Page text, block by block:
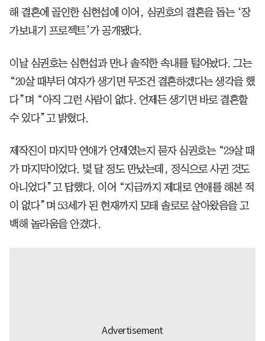
해 결혼에 골인한 심현섭에 이어, 심권호의 결혼을 돕는 ‘장
가보내기 프로젝트’가 공개됐다.
이날 심권호는 심현섭과 만나 솔직한 속내를 털어놨다. 그는
“20살 때부터 여자가 생기면 무조건 결혼하겠다는 생각을 했
다”며 “아직 그런 사람이 없다. 언제든 생기면 바로 결혼할
수 있다”고 밝혔다.
제작진이 마지막 연애가 언제였는지 묻자 심권호는 “29살 때
가 마지막이었다. 몇 달 정도 만났는데, 정식으로 사귄 것도
아니었다”고 답했다. 이어 “지금까지 제대로 연애를 해본 적
이 없다”며 53세가 된 현재까지 모태 솔로로 살아왔음을 고
백해 놀라움을 안겼다.